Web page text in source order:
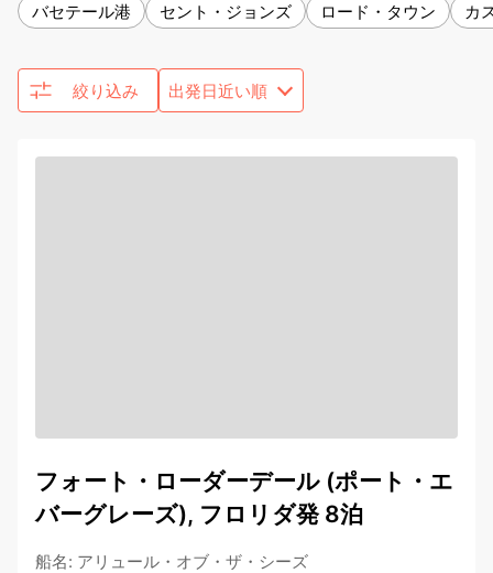
バセテール港 セント・ジョンズ ロード・タウン カ
絞り込み
フォート・ローダーデール (ポート・エ
バーグレーズ), フロリダ発 8泊
船名: アリュール・オブ・ザ・シーズ